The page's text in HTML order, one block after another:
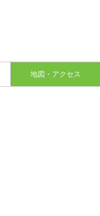
地図・アクセス